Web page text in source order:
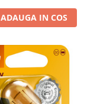
ADAUGA IN COS